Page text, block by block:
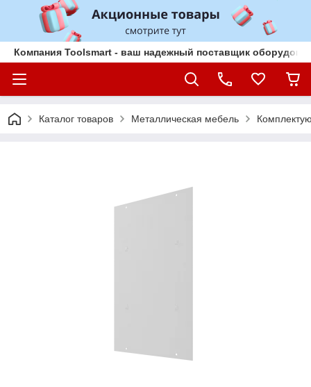
Компания Toolsmart - ваш надежный поставщик
Каталог товаров Металлическая мебель